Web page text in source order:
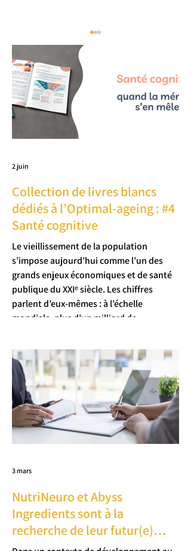
Poste à pourvoir :
Chargé(e) de
Collection de livres blancs
dédiés à l’Optimal-ageing : #4
Santé cognitive
Le vieillissement de la population
s’impose aujourd’hui comme l’un des
grands enjeux économiques et de santé
publique du XXIᵉ siècle. Les chiffres
parlent d’eux-mêmes : à l’échelle
mondiale, plus d’un milliard de
2050[1]. Cette transformation
démographique majeure soulève de
nombreuses questions, notamment en
matière de maintien de la santé et de la
qualité de vie tout au long du
vieillissement.
2 juin
NutriNeuro et Abyss
Ingredients sont à la
recherche de leur futur(e)
thésard(e)
3 mars